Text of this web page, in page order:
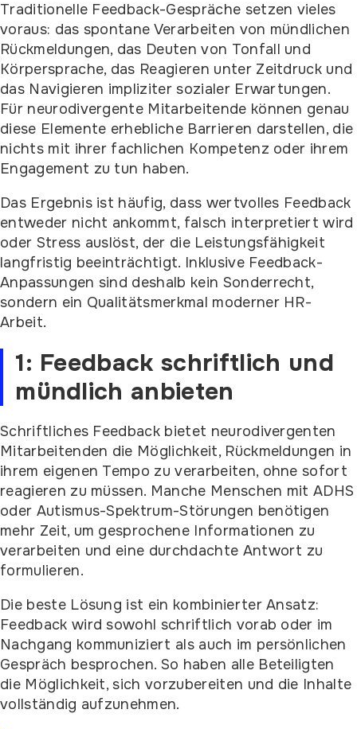
Traditionelle Feedback-Gespräche setzen vieles
voraus: das spontane Verarbeiten von mündlichen
Rückmeldungen, das Deuten von Tonfall und
Körpersprache, das Reagieren unter Zeitdruck und
das Navigieren impliziter sozialer Erwartungen.
Für neurodivergente Mitarbeitende können genau
diese Elemente erhebliche Barrieren darstellen, die
nichts mit ihrer fachlichen Kompetenz oder ihrem
Engagement zu tun haben.
Das Ergebnis ist häufig, dass wertvolles Feedback
entweder nicht ankommt, falsch interpretiert wird
oder Stress auslöst, der die Leistungsfähigkeit
langfristig beeinträchtigt. Inklusive Feedback-
Anpassungen sind deshalb kein Sonderrecht,
sondern ein Qualitätsmerkmal moderner HR-
Arbeit.
1: Feedback schriftlich und
mündlich anbieten
Schriftliches Feedback bietet neurodivergenten
Mitarbeitenden die Möglichkeit, Rückmeldungen in
ihrem eigenen Tempo zu verarbeiten, ohne sofort
reagieren zu müssen. Manche Menschen mit ADHS
oder Autismus-Spektrum-Störungen benötigen
mehr Zeit, um gesprochene Informationen zu
verarbeiten und eine durchdachte Antwort zu
formulieren.
Die beste Lösung ist ein kombinierter Ansatz:
Feedback wird sowohl schriftlich vorab oder im
Nachgang kommuniziert als auch im persönlichen
Gespräch besprochen. So haben alle Beteiligten
die Möglichkeit, sich vorzubereiten und die Inhalte
vollständig aufzunehmen.